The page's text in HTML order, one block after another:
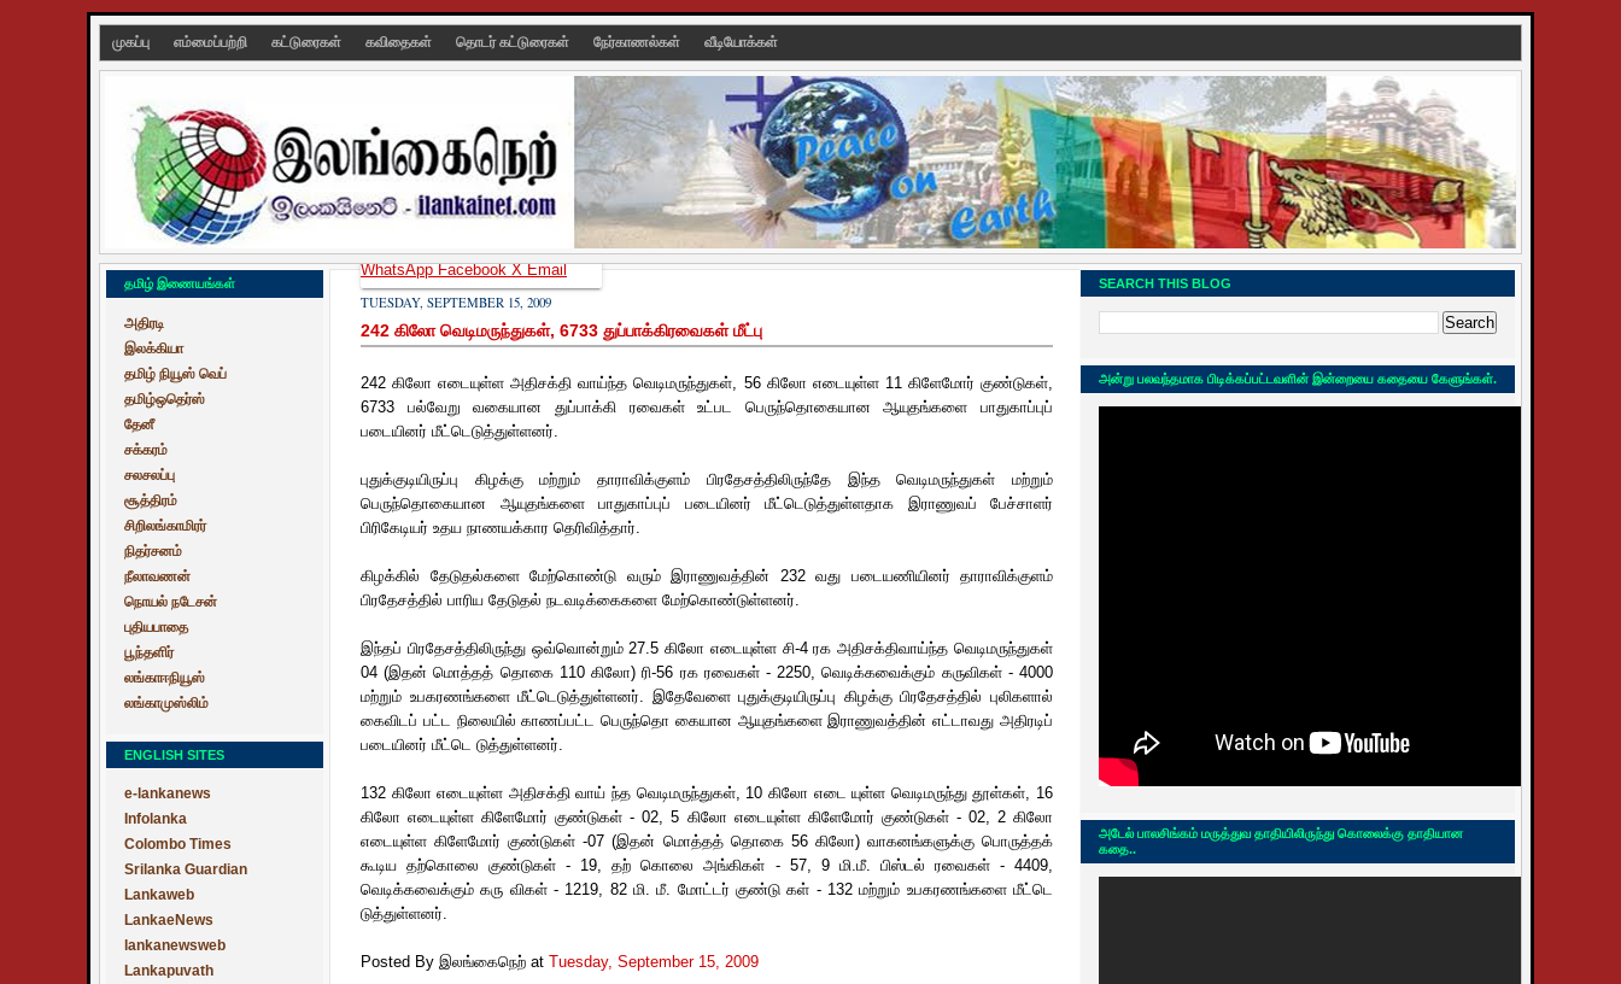
முகப்பு எம்மைப்பற்றி கட்டுரைகள் கவிதைகள் தொடர் கட்டுரைகள் நேர்காணல்கள் வீடியோக்கள்
தமிழ் இணையங்கள்
அதிரடி
இலக்கியா
தமிழ் நியூஸ் வெப்
தமிழ்ஒதெர்ஸ்
தேனீ
சக்கரம்
சலசலப்பு
சூத்திரம்
சிறிலங்காமிரர்
நிதர்சனம்
நீலாவணன்
நொயல் நடேசன்
புதியபாதை
பூந்தளிர்
லங்காஈநியூஸ்
லங்காமுஸ்லிம்
ENGLISH SITES
e-lankanews
Infolanka
Colombo Times
Srilanka Guardian
Lankaweb
LankaeNews
lankanewsweb
Lankapuvath
TUESDAY, SEPTEMBER 15, 2009
242 கிலோ வெடிமருந்துகள், 6733 துப்பாக்கிரவைகள் மீட்பு
242 கிலோ எடையுள்ள அதிசக்தி வாய்ந்த வெடிமருந்துகள், 56 கிலோ எடையுள்ள 11 கிளேமோர் குண்டுகள்,
6733 பல்வேறு வகையான துப்பாக்கி ரவைகள் உட்பட பெருந்தொகையான ஆயுதங்களை பாதுகாப்புப்
படையினர் மீட்டெடுத்துள்ளனர்.
புதுக்குடியிருப்பு கிழக்கு மற்றும் தாராவிக்குளம் பிரதேசத்திலிருந்தே இந்த வெடிமருந்துகள் மற்றும்
பெருந்தொகையான ஆயுதங்களை பாதுகாப்புப் படையினர் மீட்டெடுத்துள்ளதாக இராணுவப் பேச்சாளர்
பிரிகேடியர் உதய நாணயக்கார தெரிவித்தார்.
கிழக்கில் தேடுதல்களை மேற்கொண்டு வரும் இராணுவத்தின் 232 வது படையணியினர் தாராவிக்குளம்
பிரதேசத்தில் பாரிய தேடுதல் நடவடிக்கைகளை மேற்கொண்டுள்ளனர்.
இந்தப் பிரதேசத்திலிருந்து ஒவ்வொன்றும் 27.5 கிலோ எடையுள்ள சி-4 ரக அதிசக்திவாய்ந்த வெடிமருந்துகள்
04 (இதன் மொத்தத் தொகை 110 கிலோ) ரி-56 ரக ரவைகள் - 2250, வெடிக்கவைக்கும் கருவிகள் - 4000
மற்றும் உபகரணங்களை மீட்டெடுத்துள்ளனர். இதேவேளை புதுக்குடியிருப்பு கிழக்கு பிரதேசத்தில் புலிகளால்
கைவிடப் பட்ட நிலையில் காணப்பட்ட பெருந்தொ கையான ஆயுதங்களை இராணுவத்தின் எட்டாவது அதிரடிப்
படையினர் மீட்டெ டுத்துள்ளனர்.
132 கிலோ எடையுள்ள அதிசக்தி வாய் ந்த வெடிமருந்துகள், 10 கிலோ எடை யுள்ள வெடிமருந்து தூள்கள், 16
கிலோ எடையுள்ள கிளேமோர் குண்டுகள் - 02, 5 கிலோ எடையுள்ள கிளேமோர் குண்டுகள் - 02, 2 கிலோ
எடையுள்ள கிளேமோர் குண்டுகள் -07 (இதன் மொத்தத் தொகை 56 கிலோ) வாகனங்களுக்கு பொருத்தக்
கூடிய தற்கொலை குண்டுகள் - 19, தற் கொலை அங்கிகள் - 57, 9 மி.மீ. பிஸ்டல் ரவைகள் - 4409,
வெடிக்கவைக்கும் கரு விகள் - 1219, 82 மி. மீ. மோட்டர் குண்டு கள் - 132 மற்றும் உபகரணங்களை மீட்டெ
டுத்துள்ளனர்.
Posted By இலங்கைநெற் at Tuesday, September 15, 2009
WhatsAppFacebookXEmail
SEARCH THIS BLOG
அன்று பலவந்தமாக பிடிக்கப்பட்டவளின் இன்றையை கதையை கேளுங்கள்.
அடேல் பாலசிங்கம் மருத்துவ தாதியிலிருந்து கொலைக்கு தாதியான
கதை..